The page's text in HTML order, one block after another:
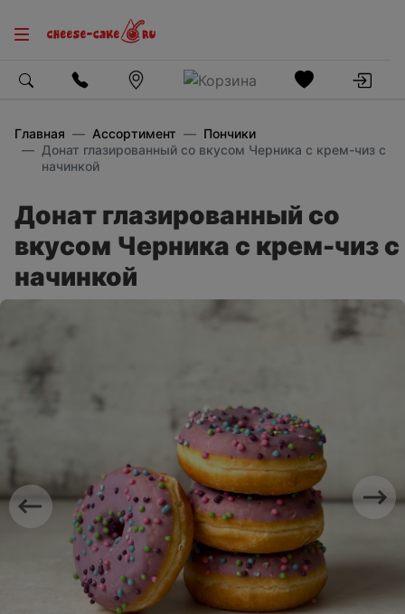
Главная Ассортимент
Пончики
Донат глазированный со вкусом Черника с крем-чиз с
начинкой
Донат глазированный со
вкусом Черника с крем-чиз с
начинкой
Previous